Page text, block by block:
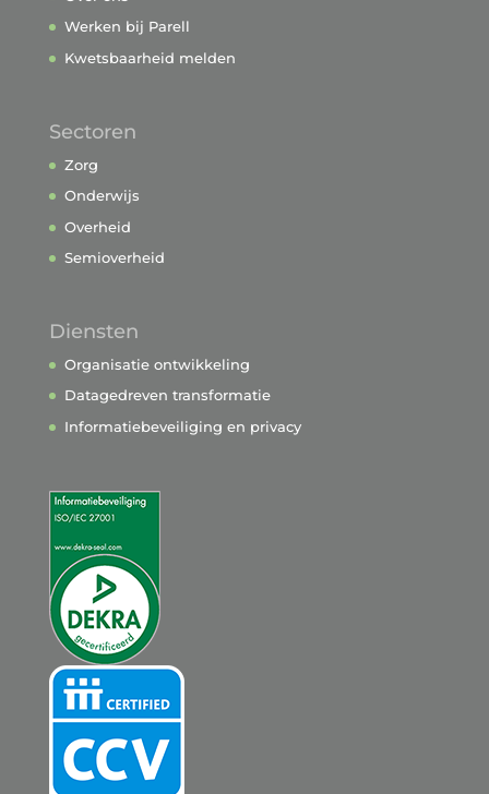
Werken bij Parell
Kwetsbaarheid melden
Sectoren
Zorg
Onderwijs
Overheid
Semioverheid
Diensten
Organisatie ontwikkeling
Datagedreven transformatie
Informatiebeveiliging en privacy